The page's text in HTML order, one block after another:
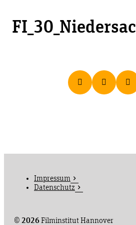
© 2026Filminstitut Hannover
Impressum
Datenschutz